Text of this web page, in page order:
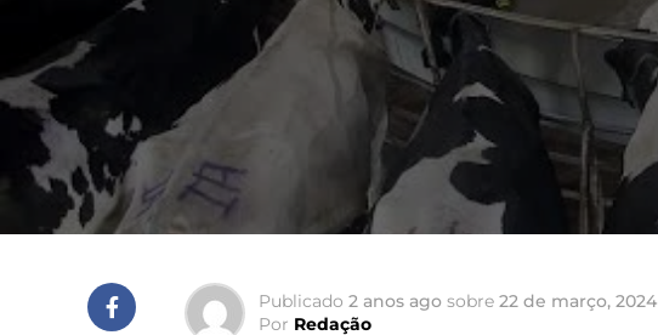
Publicado 2 anos ago sobre 22 de março, 2024
Por Redação